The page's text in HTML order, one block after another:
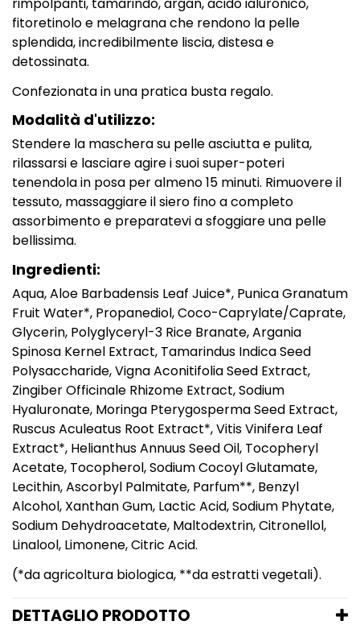
fitoretinolo e melagrana che rendono la pelle
splendida, incredibilmente liscia, distesa e
detossinata.
Confezionata in una pratica busta regalo.
Modalità d'utilizzo:
Stendere la maschera su pelle asciutta e pulita,
rilassarsi e lasciare agire i suoi super-poteri
tenendola in posa per almeno 15 minuti. Rimuovere il
tessuto, massaggiare il siero fino a completo
assorbimento e preparatevi a sfoggiare una pelle
bellissima.
Ingredienti:
Aqua, Aloe Barbadensis Leaf Juice*, Punica Granatum
Fruit Water*, Propanediol, Coco-Caprylate/Caprate,
Glycerin, Polyglyceryl-3 Rice Branate, Argania
Spinosa Kernel Extract, Tamarindus Indica Seed
Polysaccharide, Vigna Aconitifolia Seed Extract,
Zingiber Officinale Rhizome Extract, Sodium
Hyaluronate, Moringa Pterygosperma Seed Extract,
Ruscus Aculeatus Root Extract*, Vitis Vinifera Leaf
Extract*, Helianthus Annuus Seed Oil, Tocopheryl
Acetate, Tocopherol, Sodium Cocoyl Glutamate,
Lecithin, Ascorbyl Palmitate, Parfum**, Benzyl
Alcohol, Xanthan Gum, Lactic Acid, Sodium Phytate,
Sodium Dehydroacetate, Maltodextrin, Citronellol,
Linalool, Limonene, Citric Acid.
(*da agricoltura biologica, **da estratti vegetali).
DETTAGLIO PRODOTTO